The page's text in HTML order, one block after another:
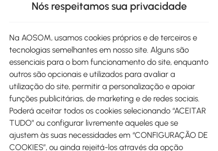
Métodos de pagamento
Envio
Nós respeitamos sua privacidade
Na AOSOM, usamos cookies próprios e de terceiros e
tecnologias semelhantes em nosso site. Alguns são
essenciais para o bom funcionamento do site, enquanto
outros são opcionais e utilizados para avaliar a
utilização do site, permitir a personalização e apoiar
funções publicitárias, de marketing e de redes sociais.
Poderá aceitar todos os cookies selecionando “ACEITAR
TUDO” ou configurar livremente aqueles que se
ajustem às suas necessidades em “CONFIGURAÇÃO DE
COOKIES”, ou ainda rejeitá-los através da opção